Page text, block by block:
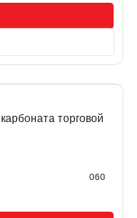
торговой
060